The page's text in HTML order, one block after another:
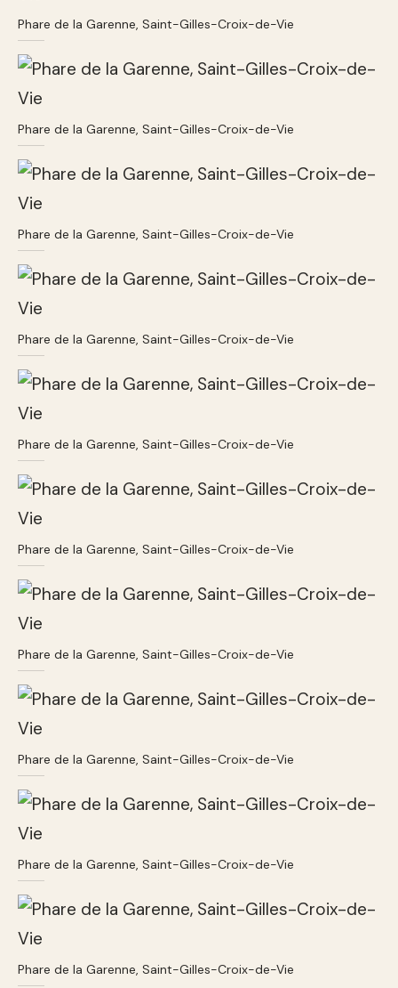
Phare de la Garenne, Saint-Gilles-Croix-de-Vie
Phare de la Garenne, Saint-Gilles-Croix-de-Vie
Phare de la Garenne, Saint-Gilles-Croix-de-Vie
Phare de la Garenne, Saint-Gilles-Croix-de-Vie
Phare de la Garenne, Saint-Gilles-Croix-de-Vie
Phare de la Garenne, Saint-Gilles-Croix-de-Vie
Phare de la Garenne, Saint-Gilles-Croix-de-Vie
Phare de la Garenne, Saint-Gilles-Croix-de-Vie
Phare de la Garenne, Saint-Gilles-Croix-de-Vie
Phare de la Garenne, Saint-Gilles-Croix-de-Vie